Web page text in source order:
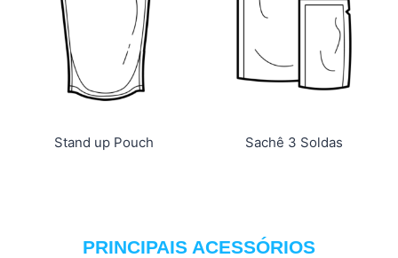
Stand up Pouch Sachê 3 Soldas
PRINCIPAIS ACESSÓRIOS